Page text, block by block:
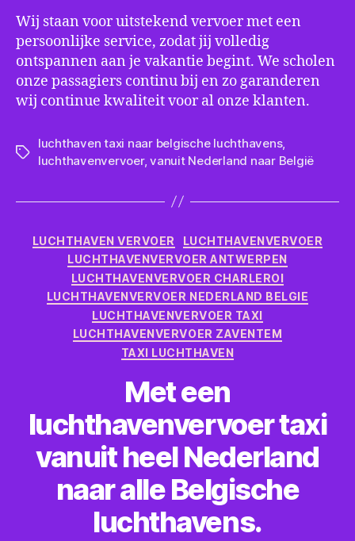
Wij staan voor uitstekend vervoer met een
persoonlijke service, zodat jij volledig
ontspannen aan je vakantie begint. We scholen
onze passagiers continu bij en zo garanderen
wij continue kwaliteit voor al onze klanten.
Tags
luchthaven taxi naar belgische luchthavens,
luchthavenvervoer,vanuit Nederland naar België
Categorieën
LUCHTHAVEN VERVOER
LUCHTHAVENVERVOER
LUCHTHAVENVERVOER ANTWERPEN
LUCHTHAVENVERVOER CHARLEROI
LUCHTHAVENVERVOER NEDERLAND BELGIE
LUCHTHAVENVERVOER TAXI
LUCHTHAVENVERVOER ZAVENTEM
TAXI LUCHTHAVEN
Met een
luchthavenvervoer taxi
vanuit heel Nederland
naar alle Belgische
luchthavens.